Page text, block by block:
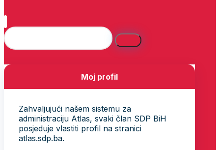
Moj profil
Zahvaljujući našem sistemu za
administraciju Atlas, svaki član SDP BiH
posjeduje vlastiti profil na stranici
atlas.sdp.ba.